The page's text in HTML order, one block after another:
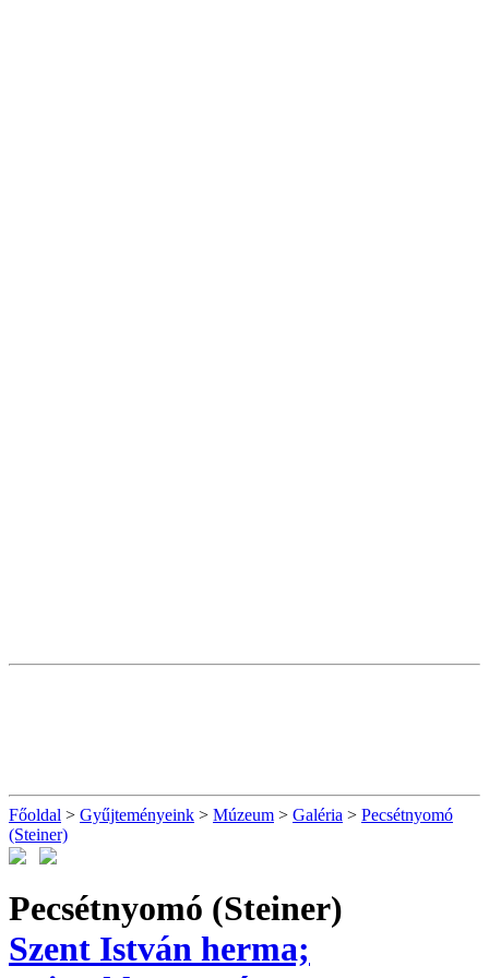
Főoldal > Gyűjteményeink > Múzeum > Galéria > Pecsétnyomó
(Steiner)
Pecsétnyomó (Steiner)
Szent István herma;